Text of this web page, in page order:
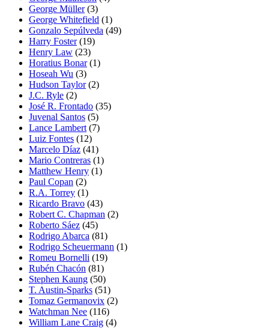
George Müller(3)
George Whitefield (1)
Gonzalo Sepúlveda (49)
Harry Foster(19)
Henry Law (23)
Horatius Bonar(1)
Hoseah Wu (3)
Hudson Taylor(2)
J.C. Ryle (2)
José R. Frontado (35)
Juvenal Santos (5)
Lance Lambert (7)
Luiz Fontes (12)
Marcelo Díaz (41)
Mario Contreras (1)
Matthew Henry (1)
Paul Copan (2)
R.A. Torrey (1)
Ricardo Bravo (43)
Robert C. Chapman (2)
Roberto Sáez (45)
Rodrigo Abarca (81)
Rodrigo Scheuermann (1)
Romeu Bornelli (19)
Rubén Chacón (81)
Stephen Kaung (50)
T. Austin-Sparks (51)
Tomaz Germanovix (2)
Watchman Nee (116)
William Lane Craig (4)